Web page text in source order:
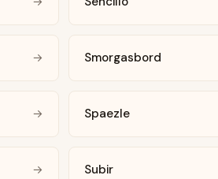
→ Smorgasbord
→ Spaezle
→ Subir